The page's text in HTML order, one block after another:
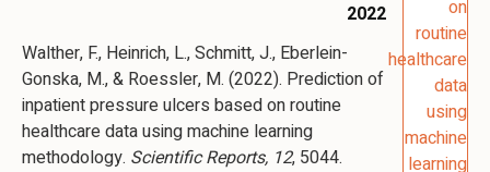
2022
Walther, F., Heinrich, L., Schmitt, J., Eberlein-
Gonska, M., & Roessler, M. (2022). Prediction of
inpatient pressure ulcers based on routine
healthcare data using machine learning
methodology. Scientific Reports, 12, 5044.